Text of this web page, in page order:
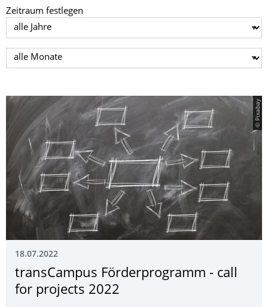
Zeitraum festlegen
Jahr auswählen
Monat auswählen
© Pixabay
18.07.2022
transCampus Förderprogramm - call
for projects 2022